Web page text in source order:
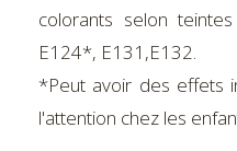
colorants selon
E124*, E131,E132.
*Peut avoir des effets
l'attention chez les